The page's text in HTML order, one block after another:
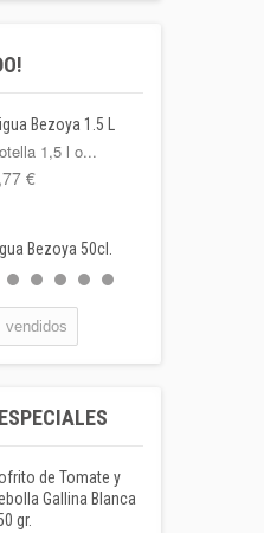
Bezoya 1.5 L
1,5 l o...
€
Bezoya 50cl.
€
33cl
Coaliment
vendidos
de Tomate y
Gallina Blanca
gr.